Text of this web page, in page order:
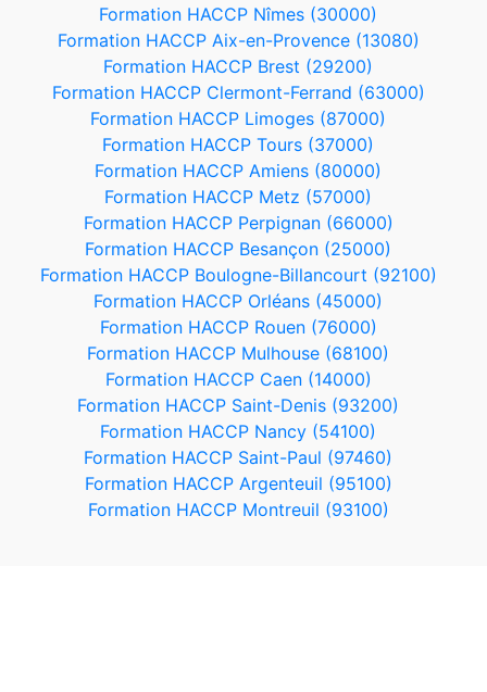
Formation HACCP Nîmes (30000)
Formation HACCP Aix-en-Provence (13080)
Formation HACCP Brest (29200)
Formation HACCP Clermont-Ferrand (63000)
Formation HACCP Limoges (87000)
Formation HACCP Tours (37000)
Formation HACCP Amiens (80000)
Formation HACCP Metz (57000)
Formation HACCP Perpignan (66000)
Formation HACCP Besançon (25000)
Formation HACCP Boulogne-Billancourt (92100)
Formation HACCP Orléans (45000)
Formation HACCP Rouen (76000)
Formation HACCP Mulhouse (68100)
Formation HACCP Caen (14000)
Formation HACCP Saint-Denis (93200)
Formation HACCP Nancy (54100)
Formation HACCP Saint-Paul (97460)
Formation HACCP Argenteuil (95100)
Formation HACCP Montreuil (93100)